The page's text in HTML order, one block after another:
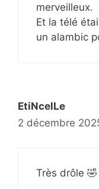
merveilleux.
Et la télé
un alambic
EtiNcelLe
2 décembre
Très drôle 🤣